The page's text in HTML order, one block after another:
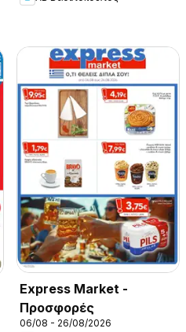
Express Market -
Προσφορές
06/08 - 26/08/2026